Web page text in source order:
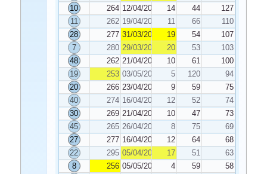
10
264 12/04/2025 14 44
127
11
262 19/04/2025 11 66
110
28
277 31/03/2025 19 54
107
7
280 29/03/2025 20 53
103
48
262 21/04/2025 10 61
100
19
253 03/05/2025 5 120
94
20
266 23/04/2025 9 59
75
40
274 16/04/2025 12 52
74
30
269 21/04/2025 10 47
73
45
265 26/04/2025 8 75
69
27
277 16/04/2025 12 64
68
22
295 05/04/2025 17 51
63
8
256 05/05/2025 4 59
58